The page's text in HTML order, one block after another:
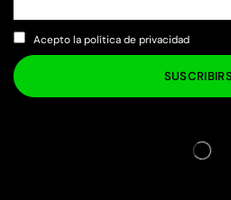
Acepto la política de privacidad